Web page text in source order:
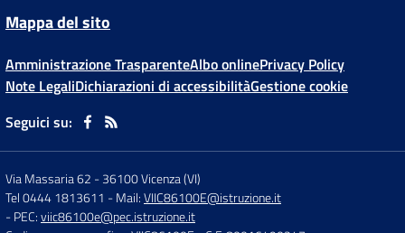
Mappa del sito
Amministrazione TrasparenteAlbo onlinePrivacy Policy
Note LegaliDichiarazioni di accessibilitàGestione cookie
Seguici su:
Via Massaria 62 -36100 Vicenza (VI)
Tel 0444 1813611 - Mail:VIIC86100E@istruzione.it
- PEC:viic86100e@pec.istruzione.it